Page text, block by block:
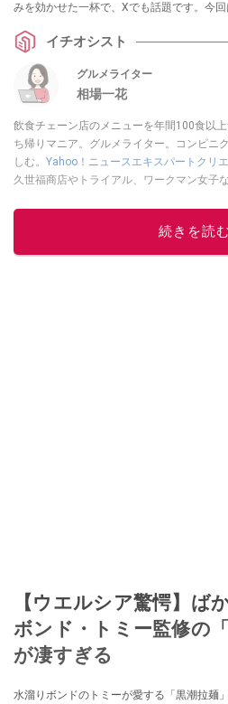
みを効かせた一杯で、Xでも話題です。今
イチオシスト
グルメライター
相場一花
飲食チェーン店のメニューを年間100食以
ち帰りマニア。グルメライター。コンビニ
しむ。 Yahoo！ニュースエキスパートクリ
久世福商店やトライアル、ワークマン女子
「週刊プレイボーイ」、宝島社「おいしい
ルメライター、食の専門家として出演実績あ
続きを読
【ウエルシア驚愕】ば
ボンド・トミー監修の
が凄すぎる
水溜りボンドのトミーが愛する「黒潮拉麺